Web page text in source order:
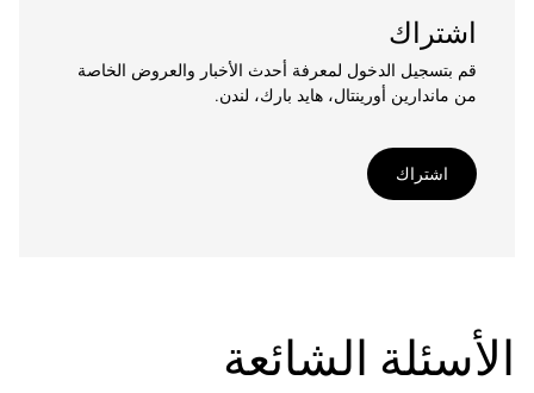
اشتراك
قم بتسجيل الدخول لمعرفة أحدث الأخبار والعروض الخاصة
من ماندارين أورينتال، هايد بارك، لندن.
اشتراك
الأسئلة الشائعة